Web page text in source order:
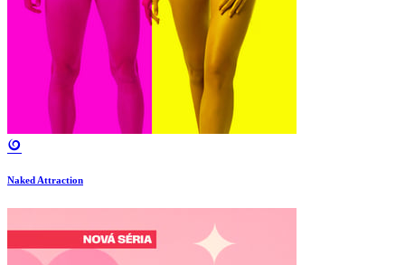
Naked Attraction